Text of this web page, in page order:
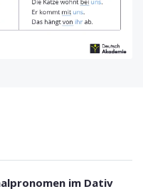
im Dativ